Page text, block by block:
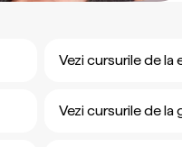
Vezi cursurile de la
Vezi cursurile de la